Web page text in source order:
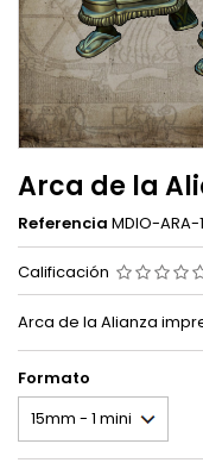
Arca de la
Referencia MDIO-ARA-
Calificación
Arca de la Alianza
Formato